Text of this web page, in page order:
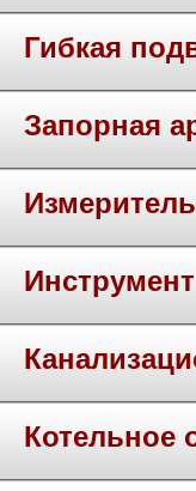
Гибкая
Запорная
Инструмент
Котельное